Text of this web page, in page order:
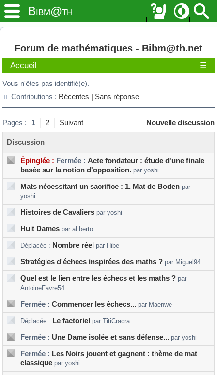
Bibm@th
Forum de mathématiques - Bibm@th.net
Accueil ☰
Vous n'êtes pas identifié(e).
Contributions : Récentes | Sans réponse
Pages : 1 2 Suivant Nouvelle discussion
Discussion
Épinglée : Fermée : Acte fondateur : étude d'une finale
basée sur la notion d'opposition. par yoshi
Mats nécessitant un sacrifice : 1. Mat de Boden par
yoshi
Histoires de Cavaliers par yoshi
Huit Dames par al berto
Déplacée : Nombre réel par Hibe
Stratégies d'échecs inspirées des maths ? par Miguel94
Quel est le lien entre les échecs et les maths ? par
AntoineFavre54
Fermée : Commencer les échecs... par Maenwe
Déplacée : Le factoriel par TitiCracra
Fermée : Une Dame isolée et sans défense... par yoshi
Fermée : Les Noirs jouent et gagnent : thème de mat
classique par yoshi